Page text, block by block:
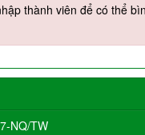
thành viên để có thể
NQ/TW